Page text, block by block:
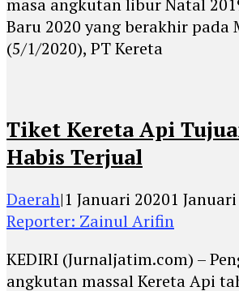
masa angkutan libur Natal
Baru 2020 yang berakhir pada
(5/1/2020), PT Kereta
Tiket Kereta Api
Habis Terjual
Daerah|1 Januari 20201
Reporter: Zainul Arifin
KEDIRI (Jurnaljatim.com) –
angkutan massal Kereta Api